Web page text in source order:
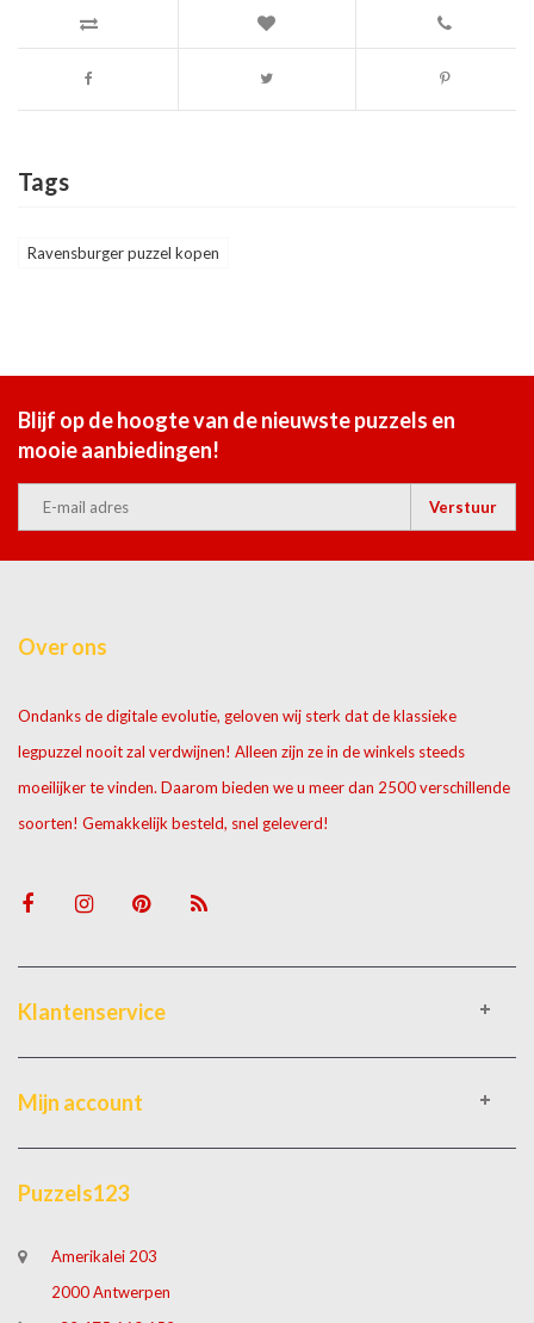
Tags
Ravensburger puzzel kopen
Blijf op de hoogte van de nieuwste puzzels en
mooie aanbiedingen!
Verstuur
Over ons
Ondanks de digitale evolutie, geloven wij sterk dat de klassieke
legpuzzel nooit zal verdwijnen! Alleen zijn ze in de winkels steeds
moeilijker te vinden. Daarom bieden we u meer dan 2500 verschillende
soorten! Gemakkelijk besteld, snel geleverd!
Klantenservice
Mijn account
Puzzels123
Amerikalei 203
2000 Antwerpen